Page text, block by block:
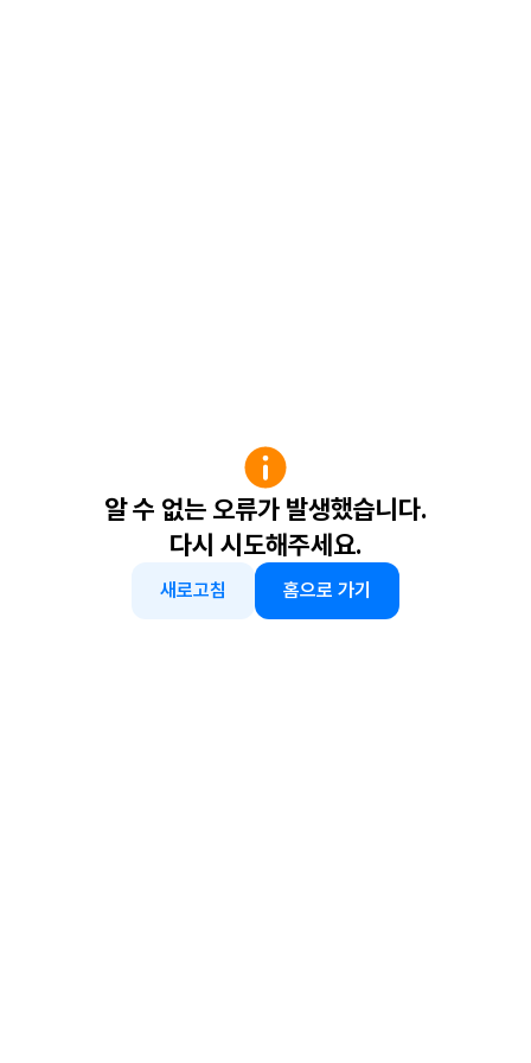
알 수 없는 오류가 발생했습니다.
다시 시도해주세요.
새로고침 홈으로 가기